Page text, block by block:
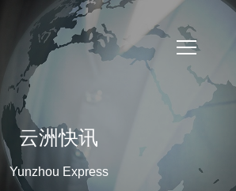
云洲快讯
Yunzhou Express